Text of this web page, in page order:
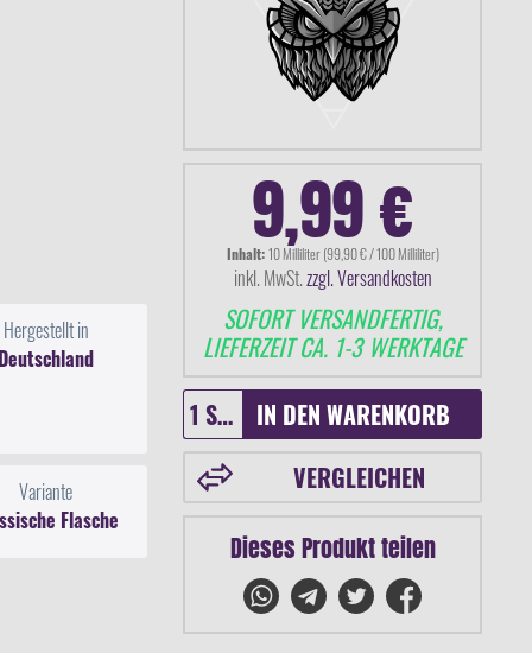
Hergestellt in
Deutschland
Variante
Flasche
9,99 €
Inhalt:10 Milliliter (99,90 € / 100 Milliliter)
inkl. MwSt.zzgl. Versandkosten
SOFORT VERSANDFERTIG,
LIEFERZEIT CA. 1-3 WERKTAGE
IN DEN WARENKORB
VERGLEICHEN
Dieses Produkt teilen